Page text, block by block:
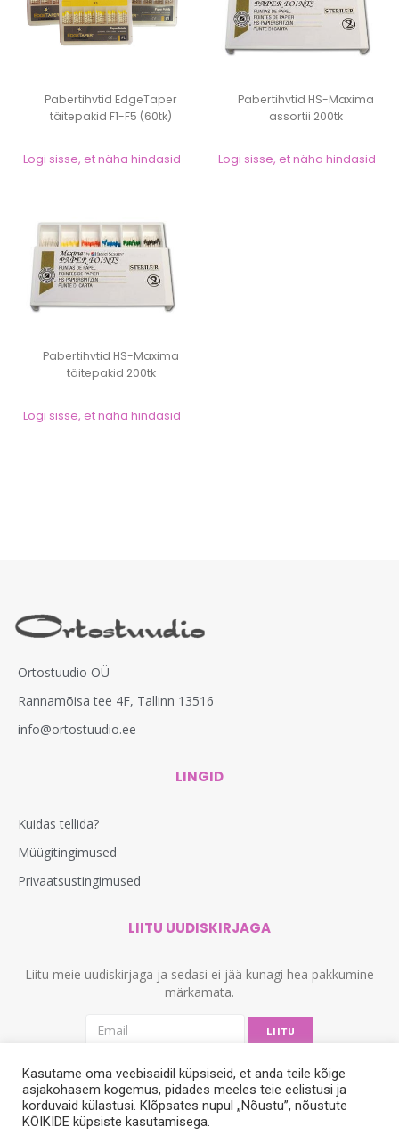
Pabertihvtid EdgeTaper
täitepakid F1-F5 (60tk)
Logi sisse, et näha hindasid
Pabertihvtid HS-Maxima
assortii 200tk
Logi sisse, et näha hindasid
Pabertihvtid HS-Maxima
täitepakid 200tk
Logi sisse, et näha hindasid
Ortostuudio OÜ
Rannamõisa tee 4F, Tallinn 13516
info@ortostuudio.ee
LINGID
Kuidas tellida?
Müügitingimused
Privaatsustingimused
LIITU UUDISKIRJAGA
Liitu meie uudiskirjaga ja sedasi ei jää kunagi hea pakkumine
märkamata.
LIITU
Kasutame oma veebisaidil küpsiseid, et anda teile kõige
asjakohasem kogemus, pidades meeles teie eelistusi ja
korduvaid külastusi. Klõpsates nupul „Nõustu”, nõustute
KÕIKIDE küpsiste kasutamisega.